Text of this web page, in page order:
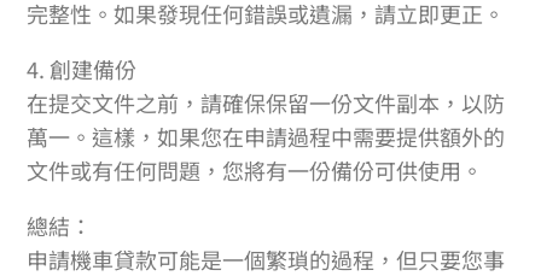
完整性。如果發現任何錯誤或遺漏，請立即更正。
4. 創建備份
在提交文件之前，請確保保留一份文件副本，以防
萬一。這樣，如果您在申請過程中需要提供額外的
文件或有任何問題，您將有一份備份可供使用。
總結：
申請機車貸款可能是一個繁瑣的過程，但只要您事